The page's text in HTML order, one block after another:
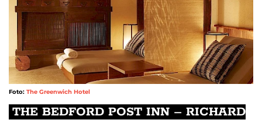
Foto: The Greenwich Hotel
THE BEDFORD POST INN – RICHARD